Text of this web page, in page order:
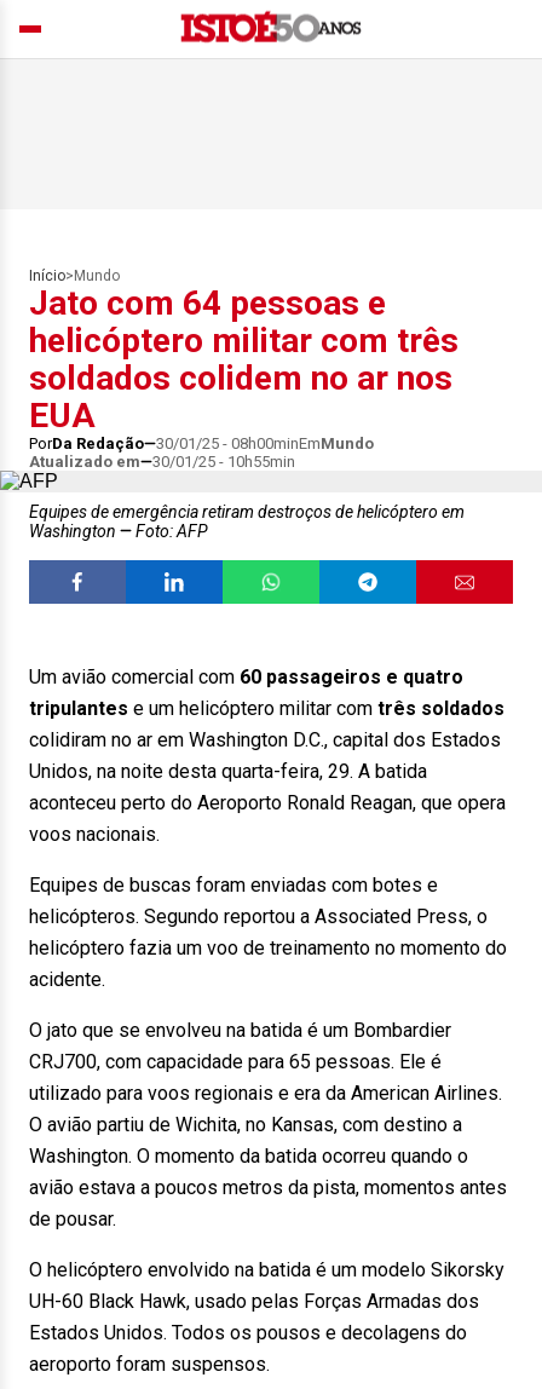
Início> Mundo
Jato com 64 pessoas e
helicóptero militar com três
soldados colidem no ar nos
EUA
PorDa Redação 30/01/25 - 08h00minEmMundo
Atualizado em
30/01/25 - 10h55min
Equipes de emergência retiram destroços de helicóptero em
Washington
Foto: AFP
Um avião comercial com 60 passageiros e quatro
tripulantes e um helicóptero militar com três soldados
colidiram no ar em Washington D.C., capital dos Estados
Unidos, na noite desta quarta-feira, 29. A batida
aconteceu perto do Aeroporto Ronald Reagan, que opera
voos nacionais.
Equipes de buscas foram enviadas com botes e
helicópteros. Segundo reportou a Associated Press, o
helicóptero fazia um voo de treinamento no momento do
acidente.
O jato que se envolveu na batida é um Bombardier
CRJ700, com capacidade para 65 pessoas. Ele é
utilizado para voos regionais e era da American Airlines.
O avião partiu de Wichita, no Kansas, com destino a
Washington. O momento da batida ocorreu quando o
avião estava a poucos metros da pista, momentos antes
de pousar.
O helicóptero envolvido na batida é um modelo Sikorsky
UH-60 Black Hawk, usado pelas Forças Armadas dos
Estados Unidos. Todos os pousos e decolagens do
aeroporto foram suspensos.